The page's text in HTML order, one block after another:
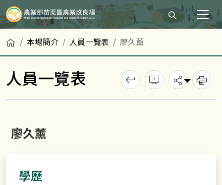
打開搜尋輸入
首頁本場簡介 人員一覽表 廖久薰
人員一覽表 回上一頁錯誤回報
分享
列
廖久薰
學歷